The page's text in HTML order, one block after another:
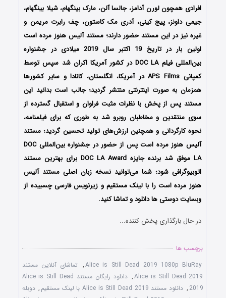
افرادی همچون لورن آدامز، جالسا آلن، مارک بینگهام، شیلا بینگهام،
جیمی داونز، پیج کینی، آدری مک کاستون، چف رابرت مریمن و
غیره نیز در این مستند حضور دارند؛ مستند آلیس هنوز مرده است
اولین بار در تاریخ 19 اکتبر سال 2019 میلادی در جشنواره
بین‌المللی فیلم DOC LA در کشور آمریکا اکران شد سپس توسط
کمپانی APS Films در آمریکا، انگلستان، کانادا و سایر کشورها
همزمان به صورت اینترنتی منتشر گردید؛ جالب است بدانید این
مستند پس از پخش با نظرات مثبت فراوان و استقبال گسترده از
سوی منتقدین و مخاطبان روبرو شد به طوری که برای فیلمنامه،
نحوه کارگردانی و همچنین ارزش‌های تولید تحسین گردید؛ مستند
آلیس هنوز مرده است پس از حضور در جشنواره‌‌ بین‌المللی DOC
LA موفق شد برنده جایزه DOC LA Award برای بهترین مستند
اتوبیوگرافی شود؛ شما می‌توانید نسخه زبان اصلی مستند آلیس
هنوز مرده است را با لینک مستقیم و زیرنویس فارسی چسبیده از
وبسایت دوستی ها دانلود و تماشا کنید.
در حال بارگذاری پخش کننده...
برچسب ها
Alice is Still Dead 2019 1080p BluRay
, تماشای آنلاین مستند
Alice is Still Dead 2019
,
دانلود رایگان مستند Alice is Still Dead
2019
, دانلود مستند Alice is Still Dead 2019 با لینک مستقیم , دوبله